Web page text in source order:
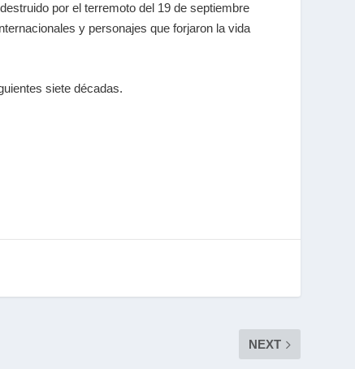
por el terremoto del 19 de septiembre
y personajes que forjaron la vida
siete décadas.
NEXT